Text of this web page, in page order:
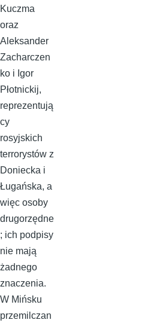
Kuczma
oraz
Aleksander
Zacharczen
ko i Igor
Płotnickij,
reprezentują
cy
rosyjskich
terrorystów z
Doniecka i
Ługańska, a
więc osoby
drugorzędne
; ich podpisy
nie mają
żadnego
znaczenia.
W Mińsku
przemilczan